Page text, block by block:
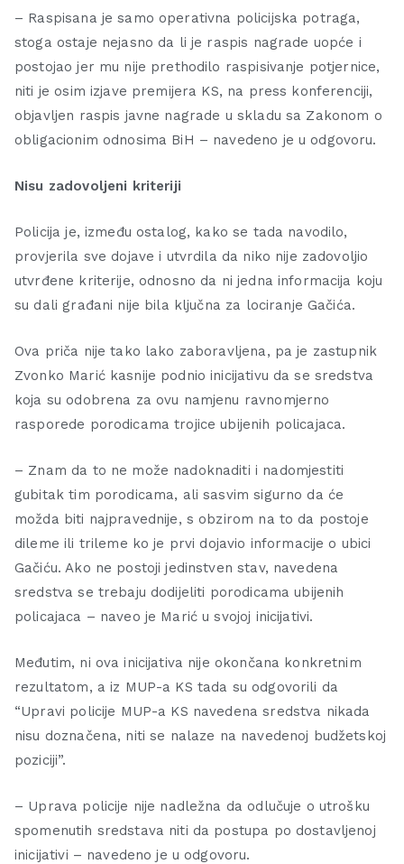
– Raspisana je samo operativna policijska potraga,
stoga ostaje nejasno da li je raspis nagrade uopće i
postojao jer mu nije prethodilo raspisivanje potjernice,
niti je osim izjave premijera KS, na press konferenciji,
objavljen raspis javne nagrade u skladu sa Zakonom o
obligacionim odnosima BiH – navedeno je u odgovoru.
Nisu zadovoljeni kriteriji
Policija je, između ostalog, kako se tada navodilo,
provjerila sve dojave i utvrdila da niko nije zadovoljio
utvrđene kriterije, odnosno da ni jedna informacija koju
su dali građani nije bila ključna za lociranje Gačića.
Ova priča nije tako lako zaboravljena, pa je zastupnik
Zvonko Marić kasnije podnio inicijativu da se sredstva
koja su odobrena za ovu namjenu ravnomjerno
rasporede porodicama trojice ubijenih policajaca.
– Znam da to ne može nadoknaditi i nadomjestiti
gubitak tim porodicama, ali sasvim sigurno da će
možda biti najpravednije, s obzirom na to da postoje
dileme ili trileme ko je prvi dojavio informacije o ubici
Gačiću. Ako ne postoji jedinstven stav, navedena
sredstva se trebaju dodijeliti porodicama ubijenih
policajaca – naveo je Marić u svojoj inicijativi.
Međutim, ni ova inicijativa nije okončana konkretnim
rezultatom, a iz MUP-a KS tada su odgovorili da
“Upravi policije MUP-a KS navedena sredstva nikada
nisu doznačena, niti se nalaze na navedenoj budžetskoj
poziciji”.
– Uprava policije nije nadležna da odlučuje o utrošku
spomenutih sredstava niti da postupa po dostavljenoj
inicijativi – navedeno je u odgovoru.